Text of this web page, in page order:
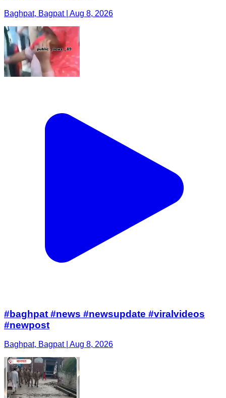
Baghpat, Bagpat | Aug 8, 2026
#baghpat #news #newsupdate #viralvideos
#newpost
Baghpat, Bagpat | Aug 8, 2026